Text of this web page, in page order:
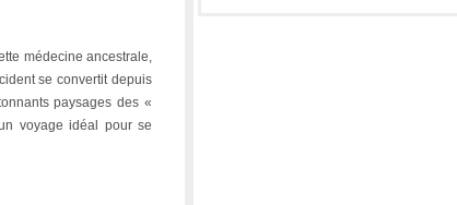
médecine ancestrale,
se convertit depuis
paysages des «
voyage idéal pour se